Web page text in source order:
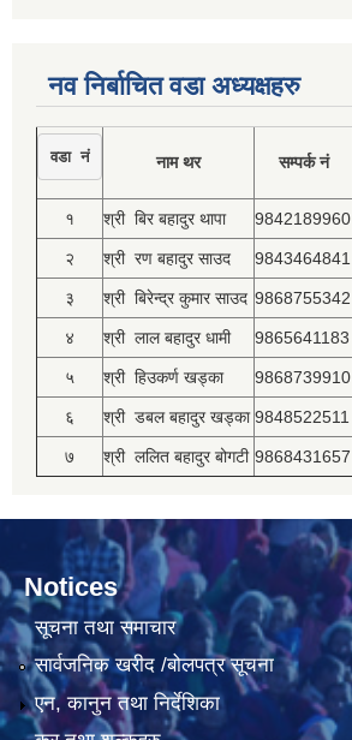
नव निर्बाचित वडा अध्यक्षहरु
वडा नं नाम थर सम्पर्क नं
१ श्री बिर बहादुर थापा 9842189960
२ श्री रण बहादुर साउद 9843464841
३ श्री बिरेन्द्र कुमार साउद 9868755342
४ श्री लाल बहादुर धामी 9865641183
५ श्री हिउकर्ण खड्का 9868739910
६ श्री डबल बहादुर खड्का 9848522511
७ श्री ललित बहादुर बोगटी 9868431657
Notices
सूचना तथा समाचार
सार्वजनिक खरीद /बोलपत्र सूचना
एन, कानुन तथा निर्देशिका